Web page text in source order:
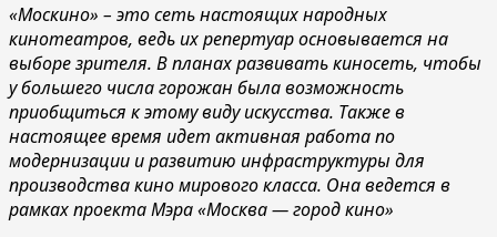
«Москино» – это сеть настоящих народных
кинотеатров, ведь их репертуар основывается на
выборе зрителя. В планах развивать киносеть, чтобы
у большего числа горожан была возможность
приобщиться к этому виду искусства. Также в
настоящее время идет активная работа по
модернизации и развитию инфраструктуры для
производства кино мирового класса. Она ведется в
рамках проекта Мэра «Москва — город кино»